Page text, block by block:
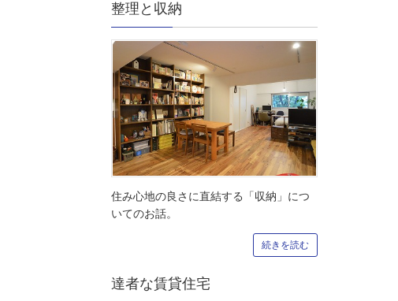
整理と収納
住み心地の良さに直結する「収納」につ
いてのお話。
続きを読む
達者な賃貸住宅